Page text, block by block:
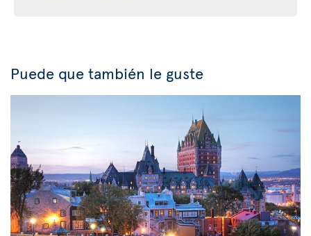
Puede que también le guste